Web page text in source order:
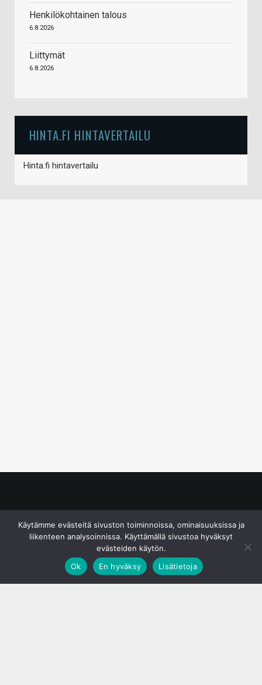
Henkilökohtainen talous
6.8.2026
Liittymät
6.8.2026
HINTA.FI HINTAVERTAILU
Hinta.fi hintavertailu
Käytämme evästeitä sivuston toiminnoissa, ominaisuuksissa ja
liikenteen analysoinnissa. Käyttämällä sivustoa hyväksyt
evästeiden käytön.
Ok
En hyväksy Lisätietoja